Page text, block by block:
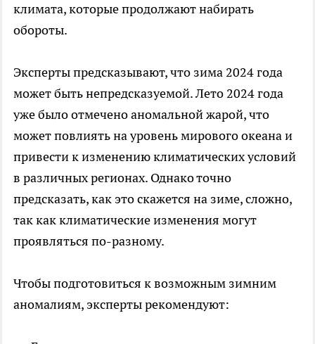
климата, которые продолжают набирать
обороты.
Эксперты предсказывают, что зима 2024 года
может быть непредсказуемой. Лето 2024 года
уже было отмечено аномальной жарой, что
может повлиять на уровень мирового океана и
привести к изменению климатических условий
в различных регионах. Однако точно
предсказать, как это скажется на зиме, сложно,
так как климатические изменения могут
проявляться по-разному.
Чтобы подготовиться к возможным зимним
аномалиям, эксперты рекомендуют: